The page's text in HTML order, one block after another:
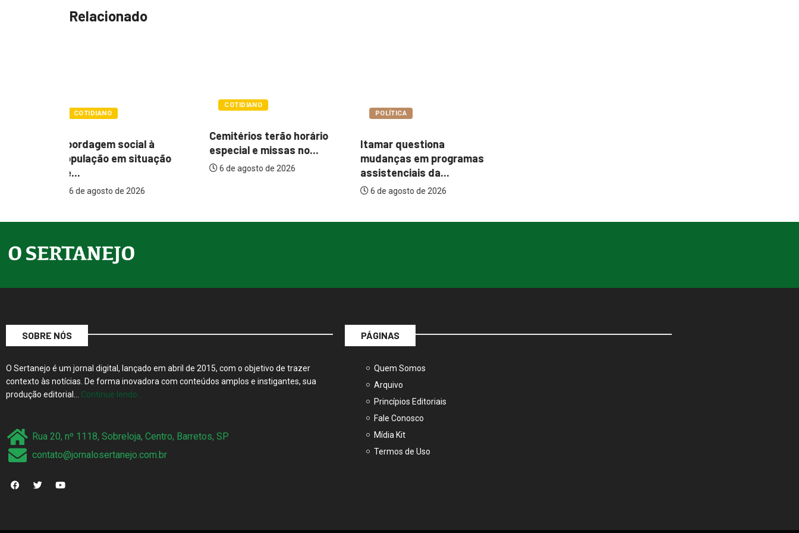
Relacionado
especial e missas no...
Itamar questiona
mudanças em programas
assistenciais da...
COTIDIANO
Abordagem social à
população em situação
de...
6 de agosto de 2026
SOBRE NÓS
O Sertanejo é um jornal digital, lançado em abril de 2015, com o objetivo de trazer
contexto às notícias. De forma inovadora com conteúdos amplos e instigantes, sua
produção editorial… Continue lendo…
Rua 20, nº 1118, Sobreloja, Centro, Barretos, SP
contato@jornalosertanejo.com.br
PÁGINAS
Quem Somos
Arquivo
Princípios Editoriais
Fale Conosco
Mídia Kit
Termos de Uso